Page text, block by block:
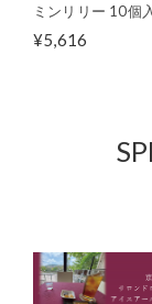
ミンリリー 10個
¥5,616